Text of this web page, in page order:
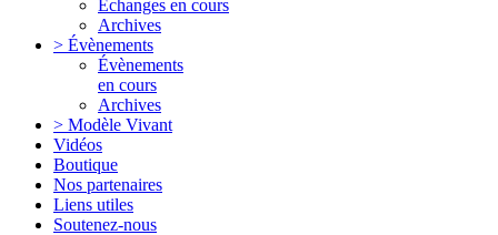
Échanges en cours
Archives
> Évènements
Évènements
en cours
Archives
> Modèle Vivant
Vidéos
Boutique
Nos partenaires
Liens utiles
Soutenez-nous